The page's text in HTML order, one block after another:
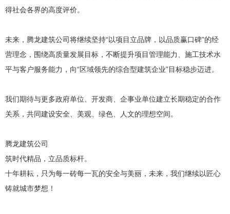
得社会各界的高度评价。
未来，腾龙建筑公司将继续坚持“以项目立品牌，以品质赢口碑”的经
营理念，围绕高质量发展目标，不断提升项目管理能力、施工技术水
平与客户服务能力，向“区域领先的综合型建筑企业”目标稳步迈进。
我们期待与更多政府单位、开发商、企事业单位建立长期稳定的合作
关系，共同建设安全、美观、绿色、人文的理想空间。
腾龙建筑公司
筑时代精品，立品质标杆。
十年耕耘，只为每一砖每一瓦的安全与美丽，未来，我们继续以匠心
铸就城市梦想！